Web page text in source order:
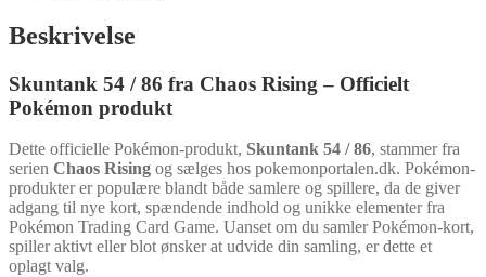
Beskrivelse
Skuntank 54 / 86 fra Chaos Rising – Officielt
Pokémon produkt
Dette officielle Pokémon-produkt, Skuntank 54 / 86, stammer fra
serien Chaos Rising og sælges hos pokemonportalen.dk. Pokémon-
produkter er populære blandt både samlere og spillere, da de giver
adgang til nye kort, spændende indhold og unikke elementer fra
Pokémon Trading Card Game. Uanset om du samler Pokémon-kort,
spiller aktivt eller blot ønsker at udvide din samling, er dette et
oplagt valg.